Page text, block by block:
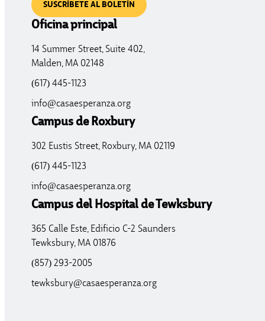
SUSCRÍBETE AL BOLETÍN
Oficina principal
14 Summer Street, Suite 402,
Malden, MA 02148
(617) 445-1123
info@casaesperanza.org
Campus de Roxbury
302 Eustis Street, Roxbury, MA 02119
(617) 445-1123
info@casaesperanza.org
Campus del Hospital de Tewksbury
365 Calle Este, Edificio C-2 Saunders
Tewksbury, MA 01876
(857) 293-2005
tewksbury@casaesperanza.org